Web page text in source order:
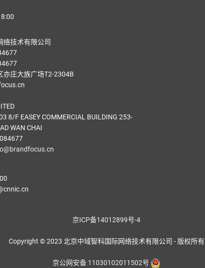
络技术有限公司
亦庄大族广场T2-2304B
8/F EASEY COMMERCIAL BUILDING 253-
WAN CHAI
京ICP备14012899号-4
Copyright © 2023 北京中域智科国际网络技术有限公司 - 版权所有
京公网安备 11030102011502号